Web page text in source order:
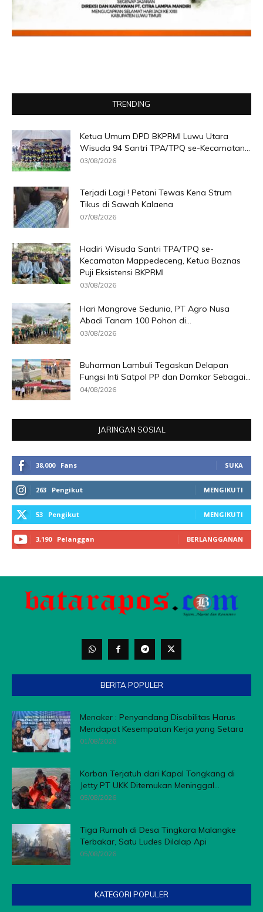
TRENDING
Ketua Umum DPD BKPRMI Luwu Utara
Wisuda 94 Santri TPA/TPQ se-Kecamatan...
03/08/2026
Terjadi Lagi ! Petani Tewas Kena Strum
Tikus di Sawah Kalaena
07/08/2026
Hadiri Wisuda Santri TPA/TPQ se-
Kecamatan Mappedeceng, Ketua Baznas
Puji Eksistensi BKPRMI
03/08/2026
Hari Mangrove Sedunia, PT Agro Nusa
Abadi Tanam 100 Pohon di...
03/08/2026
Buharman Lambuli Tegaskan Delapan
Fungsi Inti Satpol PP dan Damkar Sebagai...
04/08/2026
JARINGAN SOSIAL
38,000 Fans SUKA
263 Pengikut MENGIKUTI
53 Pengikut MENGIKUTI
3,190 Pelanggan BERLANGGANAN
BERITA POPULER
Menaker : Penyandang Disabilitas Harus
Mendapat Kesempatan Kerja yang Setara
01/08/2026
Korban Terjatuh dari Kapal Tongkang di
Jetty PT UKK Ditemukan Meninggal...
05/08/2026
Tiga Rumah di Desa Tingkara Malangke
Terbakar, Satu Ludes Dilalap Api
05/08/2026
KATEGORI POPULER